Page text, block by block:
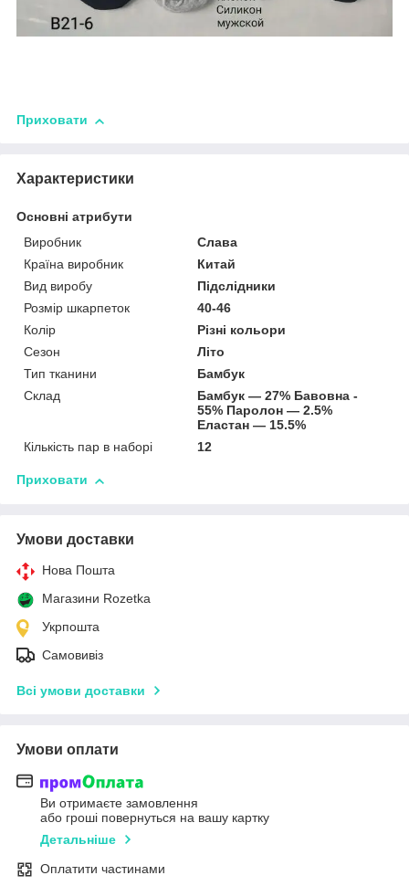
Приховати
Характеристики
Основні атрибути
Виробник
Слава
Країна виробник
Китай
Вид виробу
Підслідники
Розмір шкарпеток
40-46
Колір
Різні кольори
Сезон
Літо
Тип тканини
Бамбук
Склад
Бамбук — 27% Бавовна -
55% Паролон — 2.5%
Еластан — 15.5%
Кількість пар в наборі
12
Приховати
Умови доставки
Нова Пошта
Магазини Rozetka
Укрпошта
Самовивіз
Всі умови доставки
Умови оплати
Ви отримаєте замовлення
або гроші повернуться на вашу картку
Детальніше
Оплатити частинами